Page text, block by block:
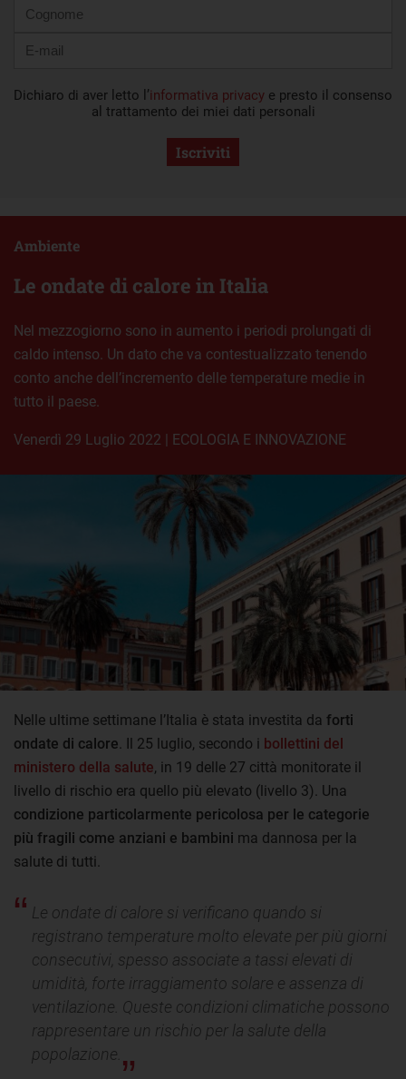
Dichiaro di aver letto l’informativa privacy e presto il consenso
al trattamento dei miei dati personali
Iscriviti
Le ondate di calore in Italia
Ambiente
Nel mezzogiorno sono in aumento i periodi prolungati di
caldo intenso. Un dato che va contestualizzato tenendo
conto anche dell’incremento delle temperature medie in
tutto il paese.
venerdì 29 Luglio 2022 | ECOLOGIA E INNOVAZIONE
Nelle ultime settimane l’Italia è stata investita da forti
ondate di calore. Il 25 luglio, secondo i bollettini del
ministero della salute, in 19 delle 27 città monitorate il
livello di rischio era quello più elevato (livello 3). Una
condizione particolarmente pericolosa per le categorie
più fragili come anziani e bambini ma dannosa per la
salute di tutti.
Le ondate di calore si verificano quando si
registrano temperature molto elevate per più giorni
consecutivi, spesso associate a tassi elevati di
umidità, forte irraggiamento solare e assenza di
ventilazione. Queste condizioni climatiche possono
rappresentare un rischio per la salute della
popolazione.